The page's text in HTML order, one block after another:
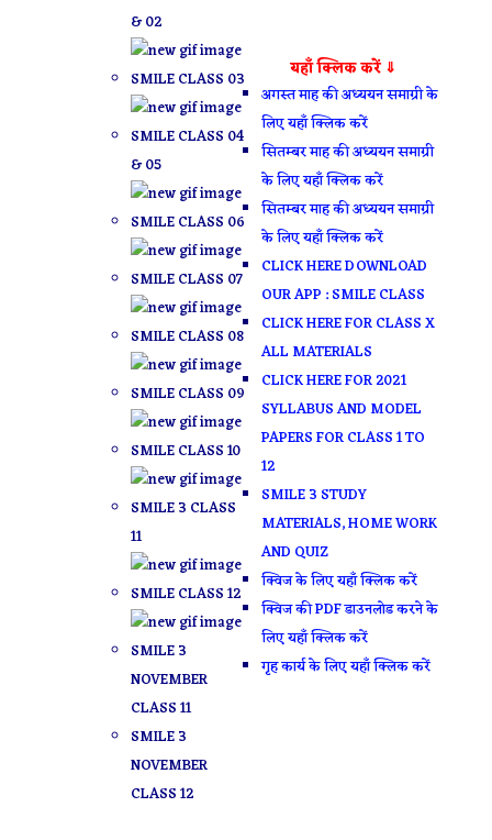
& 02
SMILE CLASS 03
SMILE CLASS 04
& 05
SMILE CLASS 06
SMILE CLASS 07
SMILE CLASS 08
SMILE CLASS 09
SMILE CLASS 10
SMILE 3 CLASS
11
SMILE CLASS 12
SMILE 3
NOVEMBER
CLASS 11
SMILE 3
NOVEMBER
CLASS 12
यहाँ क्लिक करें ⇓
अगस्त माह की अध्ययन समाग्री के
लिए यहाँ क्लिक करें
सितम्बर माह की अध्ययन समाग्री
के लिए यहाँ क्लिक करें
सितम्बर माह की अध्ययन समाग्री
के लिए यहाँ क्लिक करें
CLICK HERE DOWNLOAD
OUR APP : SMILE CLASS
CLICK HERE FOR CLASS X
ALL MATERIALS
CLICK HERE FOR 2021
SYLLABUS AND MODEL
PAPERS FOR CLASS 1 TO
12
SMILE 3 STUDY
MATERIALS, HOME WORK
AND QUIZ
क्विज के लिए यहाँ क्लिक करें
क्विज की PDF डाउनलोड करने के
लिए यहाँ क्लिक करें
गृह कार्य के लिए यहाँ क्लिक करें